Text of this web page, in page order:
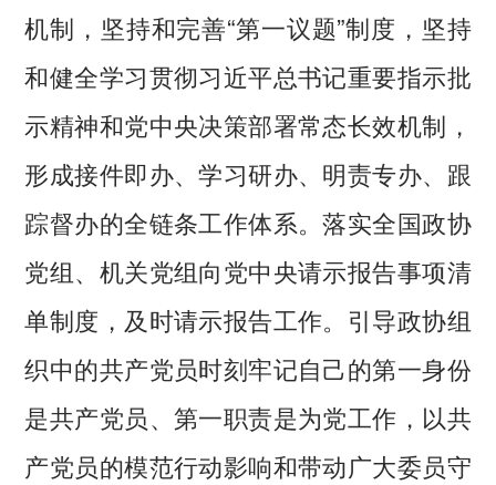
机制，坚持和完善“第一议题”制度，坚持
和健全学习贯彻习近平总书记重要指示批
示精神和党中央决策部署常态长效机制，
形成接件即办、学习研办、明责专办、跟
踪督办的全链条工作体系。落实全国政协
党组、机关党组向党中央请示报告事项清
单制度，及时请示报告工作。引导政协组
织中的共产党员时刻牢记自己的第一身份
是共产党员、第一职责是为党工作，以共
产党员的模范行动影响和带动广大委员守